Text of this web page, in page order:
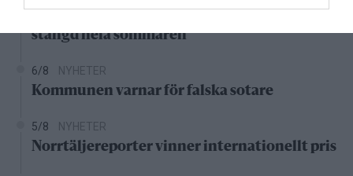
stängd hela sommaren
6/8 NYHETER
Kommunen varnar för falska sotare
5/8 NYHETER
Norrtäljereporter vinner internationellt pris